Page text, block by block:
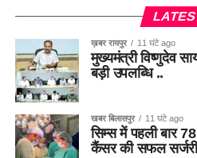
ख़बर रायपुर 11 घंटे ago
मुख्यमंत्री विष्णुदेव
बड़ी उपलब्धि ..
खबर बिलासपुर 11 घंटे ago
सिम्स में पहली बार
कैंसर की सफल